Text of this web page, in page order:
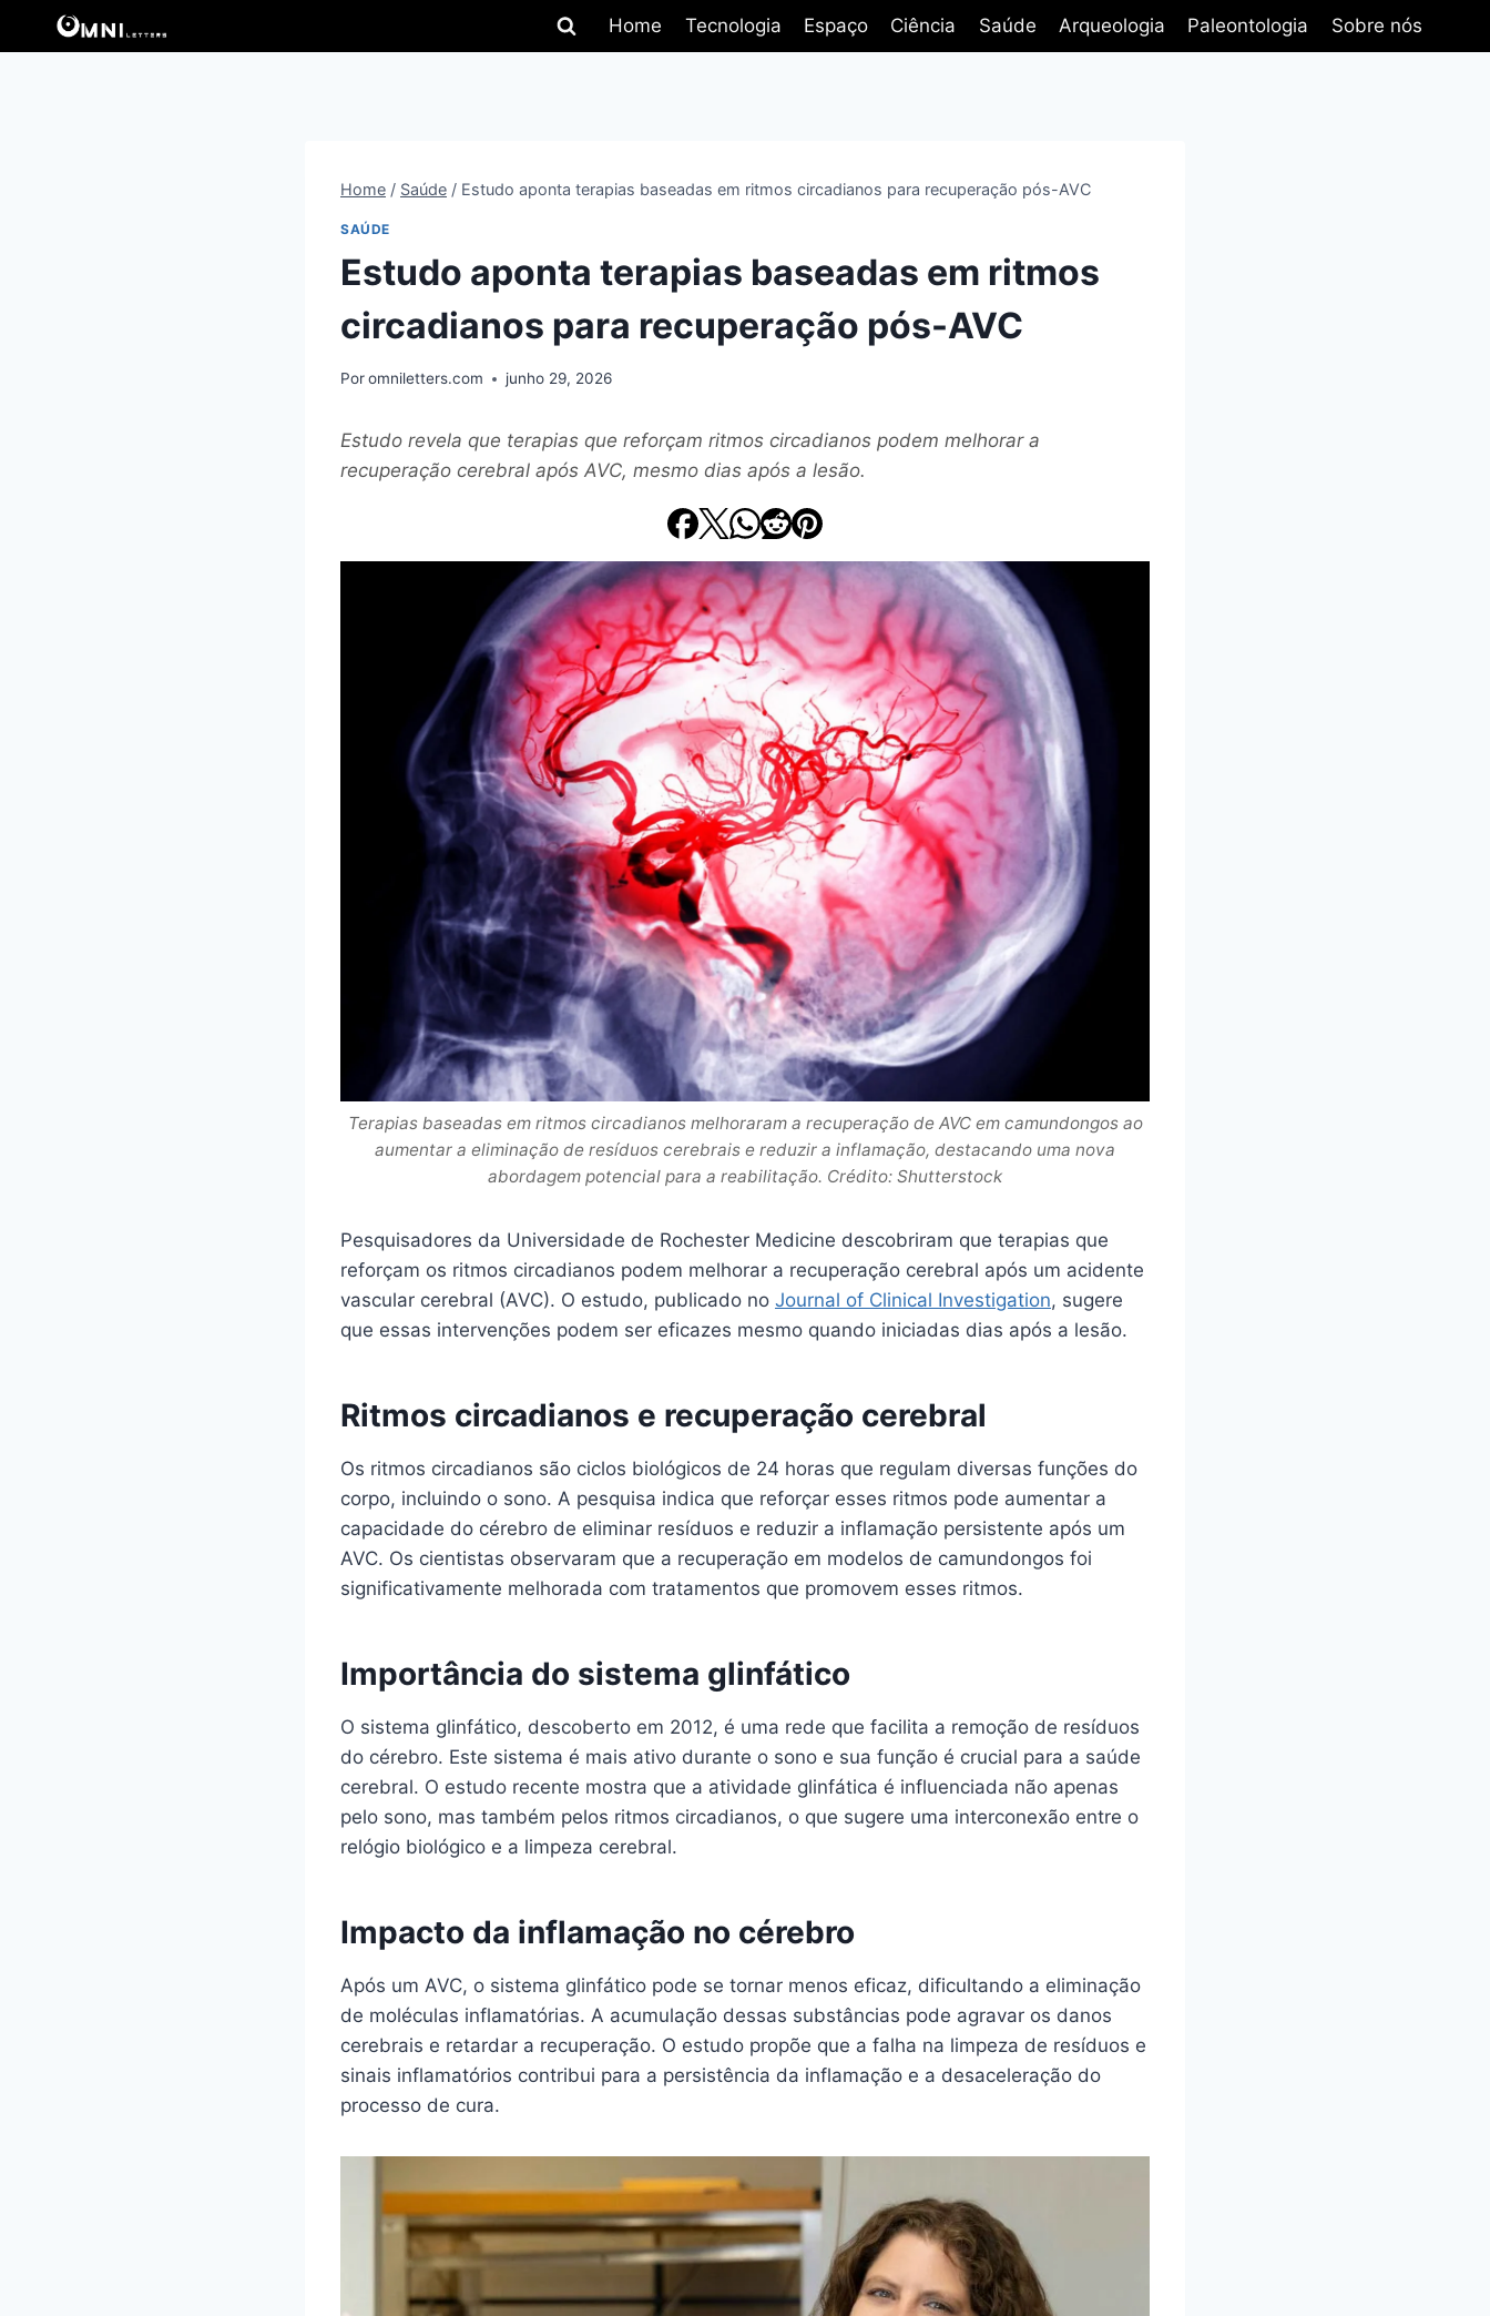
Home Tecnologia Espaço Ciência Saúde Arqueologia Paleontologia Sobre nós
Home / Saúde / Estudo aponta terapias baseadas em ritmos circadianos para recuperação pós-AVC
SAÚDE
Estudo aponta terapias baseadas em ritmos
circadianos para recuperação pós-AVC
Poromniletters.com junho 29, 2026
Estudo revela que terapias que reforçam ritmos circadianos podem melhorar a
recuperação cerebral após AVC, mesmo dias após a lesão.
Terapias baseadas em ritmos circadianos melhoraram a recuperação de AVC em camundongos ao
aumentar a eliminação de resíduos cerebrais e reduzir a inflamação, destacando uma nova
abordagem potencial para a reabilitação. Crédito: Shutterstock
Pesquisadores da Universidade de Rochester Medicine descobriram que terapias que
reforçam os ritmos circadianos podem melhorar a recuperação cerebral após um acidente
vascular cerebral (AVC). O estudo, publicado no Journal of Clinical Investigation, sugere
que essas intervenções podem ser eficazes mesmo quando iniciadas dias após a lesão.
Ritmos circadianos e recuperação cerebral
Os ritmos circadianos são ciclos biológicos de 24 horas que regulam diversas funções do
corpo, incluindo o sono. A pesquisa indica que reforçar esses ritmos pode aumentar a
capacidade do cérebro de eliminar resíduos e reduzir a inflamação persistente após um
AVC. Os cientistas observaram que a recuperação em modelos de camundongos foi
significativamente melhorada com tratamentos que promovem esses ritmos.
Importância do sistema glinfático
O sistema glinfático, descoberto em 2012, é uma rede que facilita a remoção de resíduos
do cérebro. Este sistema é mais ativo durante o sono e sua função é crucial para a saúde
cerebral. O estudo recente mostra que a atividade glinfática é influenciada não apenas
pelo sono, mas também pelos ritmos circadianos, o que sugere uma interconexão entre o
relógio biológico e a limpeza cerebral.
Impacto da inflamação no cérebro
Após um AVC, o sistema glinfático pode se tornar menos eficaz, dificultando a eliminação
de moléculas inflamatórias. A acumulação dessas substâncias pode agravar os danos
cerebrais e retardar a recuperação. O estudo propõe que a falha na limpeza de resíduos e
sinais inflamatórios contribui para a persistência da inflamação e a desaceleração do
processo de cura.